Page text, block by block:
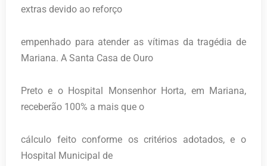
extras devido ao reforço
empenhado para atender as vítimas da tragédia de
Mariana. A Santa Casa de Ouro
Preto e o Hospital Monsenhor Horta, em Mariana,
receberão 100% a mais que o
cálculo feito conforme os critérios adotados, e o
Hospital Municipal de